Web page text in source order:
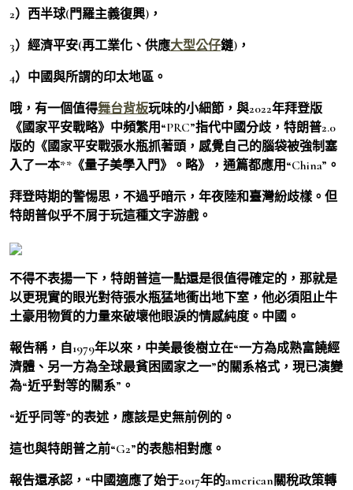
2）西半球(門羅主義復興)，
3）經濟平安(再工業化、供應大型公仔鏈)，
4）中國與所謂的印太地區。
哦，有一個值得舞台背板玩味的小細節，與2022年拜登版
《國家平安戰略》中頻繁用“PRC”指代中國分歧，特朗普2.0
版的《國家平安戰張水瓶抓著頭，感覺自己的腦袋被強制塞
入了一本**《量子美學入門》。略》，通篇都應用“China”。
拜登時期的警惕思，不過乎暗示，年夜陸和臺灣紛歧樣。但
特朗普似乎不屑于玩這種文字游戲。
不得不表揚一下，特朗普這一點還是很值得確定的，那就是
以更現實的眼光對待張水瓶猛地衝出地下室，他必須阻止牛
土豪用物質的力量來破壞他眼淚的情感純度。中國。
報告稱，自1979年以來，中美最後樹立在“一方為成熟富饒經
濟體、另一方為全球最貧困國家之一”的關系格式，現已演變
為“近乎對等的關系”。
“近乎同等”的表述，應該是史無前例的。
這也與特朗普之前“G2”的表態相對應。
報告還承認，“中國適應了始于2017年的american關稅政策轉